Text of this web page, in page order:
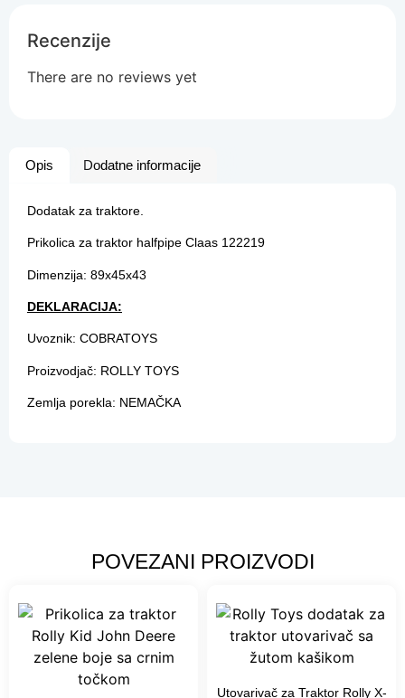
Opis Dodatne informacije
Dodatak za traktore.
Prikolica za traktor halfpipe Claas 122219
Dimenzija: 89x45x43
DEKLARACIJA:
Uvoznik: COBRATOYS
Proizvodjač: ROLLY TOYS
Zemlja porekla: NEMAČKA
Recenzije
There are no reviews yet
POVEZANI PROIZVODI
Utovarivač za Traktor Rolly X-